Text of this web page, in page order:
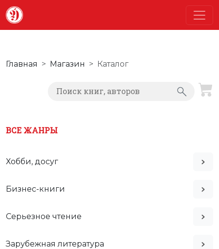
Главная Магазин Каталог
ВСЕ ЖАНРЫ
Хобби, досуг
Бизнес-книги
Серьезное чтение
Зарубежная литература